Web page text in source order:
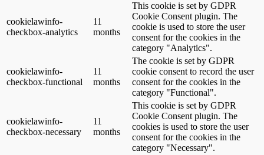
cookielawinfo-
checkbox-analytics
11
months
This cookie is set by GDPR
Cookie Consent plugin. The
cookie is used to store the user
consent for the cookies in the
category "Analytics".
cookielawinfo-
checkbox-functional
11
months
The cookie is set by GDPR
cookie consent to record the user
consent for the cookies in the
category "Functional".
cookielawinfo-
checkbox-necessary
11
months
This cookie is set by GDPR
Cookie Consent plugin. The
cookies is used to store the user
consent for the cookies in the
category "Necessary".